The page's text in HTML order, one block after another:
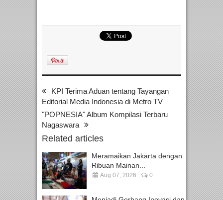
KPI Terima Aduan tentang Tayangan
Editorial Media Indonesia di Metro TV
"POPNESIA" Album Kompilasi Terbaru
Nagaswara
Related articles
Meramaikan Jakarta dengan
Ribuan Mainan...
Aug 07, 2026 0